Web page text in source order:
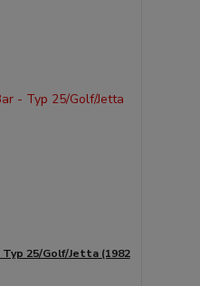
25/Golf/Jetta (1982